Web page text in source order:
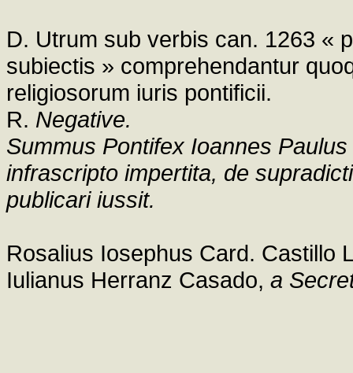
D. Utrum sub verbis can. 1263 «
subiectis » comprehendantur
religiosorum iuris pontificii.
R. Negative.
Summus Pontifex Ioannes
infrascripto impertita, de
publicari iussit.
Rosalius Iosephus Card. Castillo
Iulianus Herranz Casado, a